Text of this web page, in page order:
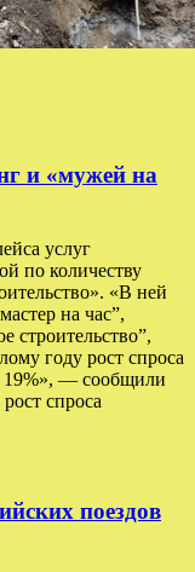
и «мужей на
услуг
по количеству
«В ней
на час”,
строительство”,
году рост спроса
19%», — сообщили
спроса
поездов